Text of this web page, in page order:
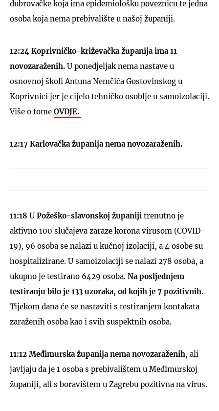
dubrovačke koja ima epidemiološku poveznicu te jedna
osoba koja nema prebivalište u našoj županiji.
12:24 Koprivničko-križevačka županija ima 11
novozaraženih. U ponedjeljak nema nastave u
osnovnoj školi Antuna Nemčića Gostovinskog u
Koprivnici jer je cijelo tehničko osoblje u samoizolaciji.
Više o tome OVDJE.
12:17 Karlovačka županija nema novozaraženih.
11:18 U Požeško-slavonskoj županiji trenutno je
aktivno 100 slučajeva zaraze korona virusom (COVID-
19), 96 osoba se nalazi u kućnoj izolaciji, a 4 osobe su
hospitalizirane. U samoizolaciji se nalazi 278 osoba, a
ukupno je testirano 6429 osoba. Na posljednjem
testiranju bilo je 133 uzoraka, od kojih je 7 pozitivnih.
Tijekom dana će se nastaviti s testiranjem kontakata
zaraženih osoba kao i svih suspektnih osoba.
11:12 Međimurska županija nema novozaraženih, ali
javljaju da je 1 osoba s prebivalištem u Međimurskoj
županiji, ali s boravištem u Zagrebu pozitivna na virus.